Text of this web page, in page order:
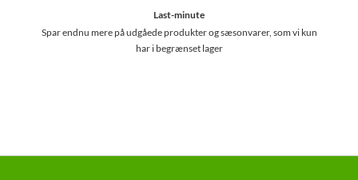
Last-minute
Spar endnu mere på udgåede produkter og sæsonvarer, som vi kun
har i begrænset lager